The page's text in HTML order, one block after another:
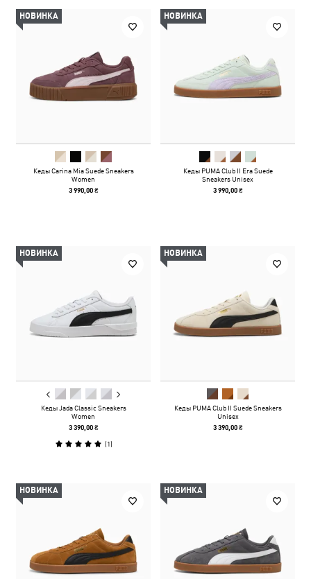
НОВИНКА
Кеды Carina Mia Suede Sneakers
Women
3 990,00 ₴
НОВИНКА
Кеды PUMA Club II Era Suede
Sneakers Unisex
3 990,00 ₴
НОВИНКА
Кеды Jada Classic Sneakers
Women
3 390,00 ₴
(1)
НОВИНКА
Кеды PUMA Club II Suede Sneakers
Unisex
3 390,00 ₴
НОВИНКА НОВИНКА